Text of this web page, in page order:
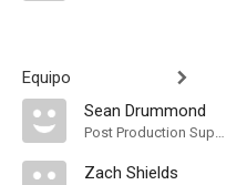
Equipo
Sean Drummond
Post Production Supervisor
Zach Shields